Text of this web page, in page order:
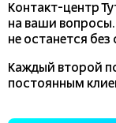
Контакт-центр
на ваши
не останется без
Каждый второй
постоянным